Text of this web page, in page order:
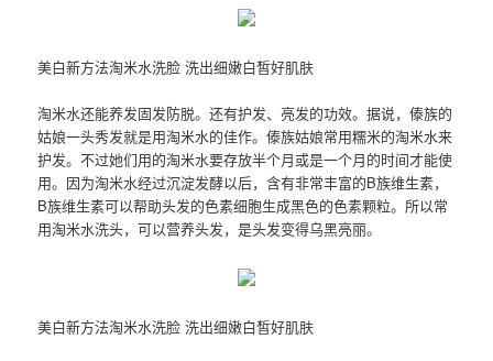
美白新方法淘米水洗脸 洗出细嫩白皙好肌肤
淘米水还能养发固发防脱。还有护发、亮发的功效。据说，傣族的
姑娘一头秀发就是用淘米水的佳作。傣族姑娘常用糯米的淘米水来
护发。不过她们用的淘米水要存放半个月或是一个月的时间才能使
用。因为淘米水经过沉淀发酵以后，含有非常丰富的B族维生素，
B族维生素可以帮助头发的色素细胞生成黑色的色素颗粒。所以常
用淘米水洗头，可以营养头发，是头发变得乌黑亮丽。
美白新方法淘米水洗脸 洗出细嫩白皙好肌肤